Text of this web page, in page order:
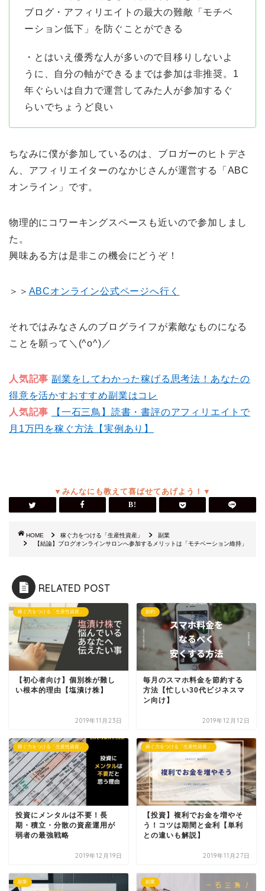
ブログ・アフィリエイトの最大の難敵「モチベ
ーション低下」を防ぐことができる
・とはいえ優秀な人が多いので目移りしないよ
うに、自分の軸ができるまでは参加は非推奨。1
年ぐらいは自力で運営してみた人が参加するぐ
らいでちょうど良い
ちなみに僕が参加しているのは、ブロガーのヒトデさ
ん、アフィリエイターのなかじさんが運営する「ABC
オンライン」です。
物理的にコワーキングスペースも近いので参加しまし
た。
興味ある方は是非この機会にどうぞ！
＞＞ ABCオンライン公式ページへ行く
それではみなさんのブログライフが素敵なものになる
ことを願って＼(^o^)／
人気記事 副業をしてわかった稼げる思考法！あなたの
得意を活かすおすすめ副業はコレ
人気記事
【一石三鳥】読書・書評のアフィリエイトで
月1万円を稼ぐ方法【実例あり】
HOME 稼ぐ力をつける「生産性資産」
副業
【結論】ブログオンラインサロンへ参加するメリットは「モチベーション維持」
RELATED POST
稼ぐ力をつける「生産性資産」
【初心者向け】個別株が難し
い根本的理由【塩漬け株】
2019年11月23日
節約
毎月のスマホ料金を節約する
方法【忙しい30代ビジネスマ
ン向け】
2019年12月12日
稼ぐ力をつける「生産性資産」
投資にメンタルは不要！長
期・積立・分散の資産運用が
弱者の最強戦略
2019年12月19日
稼ぐ力をつける「生産性資産」
【投資】複利でお金を増やそ
う！コツは期間と金利【単利
との違いも解説】
2019年11月27日
副業 副業